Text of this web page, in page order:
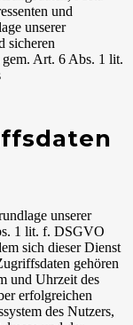
und
unserer
sicheren
Art. 6 Abs. 1 lit.
unserer
1 lit. f. DSGVO
sich dieser Dienst
gehören
und Uhrzeit des
erfolgreichen
des Nutzers,